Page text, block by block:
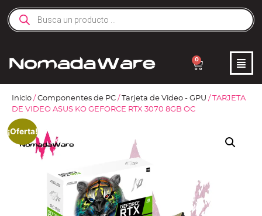
0
Inicio / Componentes de PC / Tarjeta de Video - GPU / TARJETA
DE VIDEO ASUS KO GEFORCE RTX 3070 8GB OC
¡Oferta!